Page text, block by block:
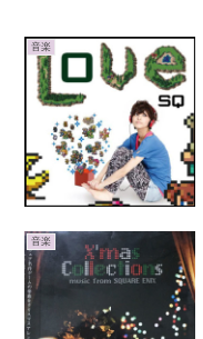
音楽
音楽